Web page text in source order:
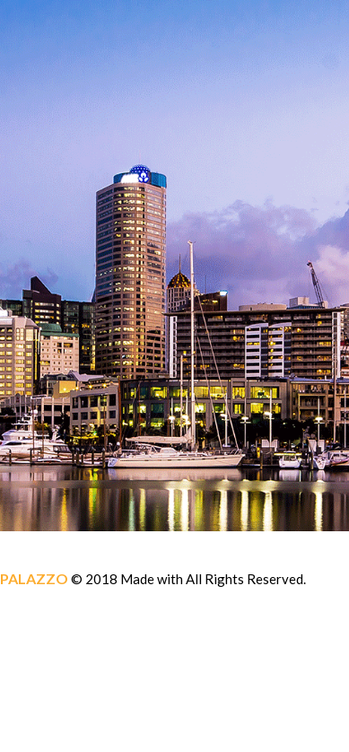
PALAZZO © 2018 Made with All Rights Reserved.